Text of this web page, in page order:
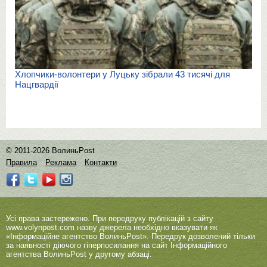
Хлопчики-волонтери у Луцьку зібрали 43 тисячі для
Нацгвардії
© 2011-2026 ВолиньPost
Правила
Реклама Контакти
Усі права застережено. При передруку публікацій з сайту
www.volynpost.com назву джерела необхідно вказувати як
«Інформаційне агентство ВолиньPost». Передрук дозволений тільки
за наявності діючого гіперпосилання на сайт Інформаційного
агентства ВолиньPost у другому абзаці.